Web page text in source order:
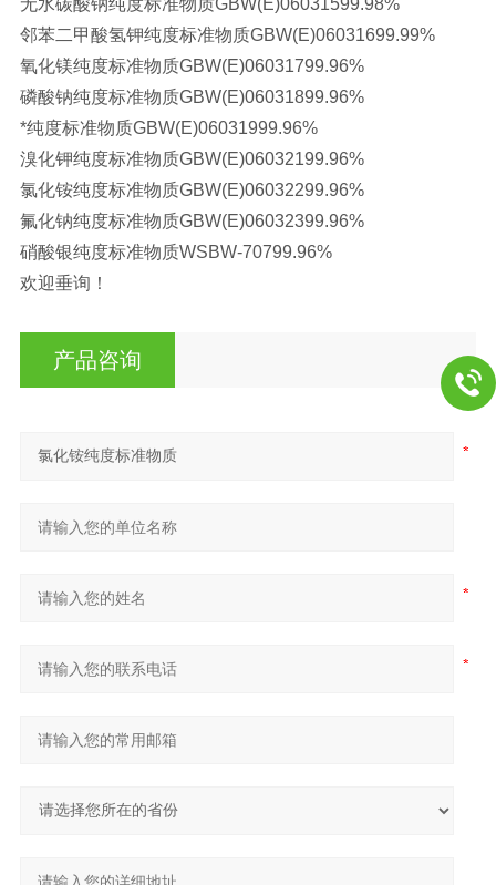
邻苯二甲酸氢钾纯度标准物质GBW(E)06031699.99%
氧化镁纯度标准物质GBW(E)06031799.96%
磷酸钠纯度标准物质GBW(E)06031899.96%
*纯度标准物质GBW(E)06031999.96%
溴化钾纯度标准物质GBW(E)06032199.96%
氯化铵纯度标准物质GBW(E)06032299.96%
氟化钠纯度标准物质GBW(E)06032399.96%
硝酸银纯度标准物质WSBW-70799.96%
欢迎垂询！
产品咨询